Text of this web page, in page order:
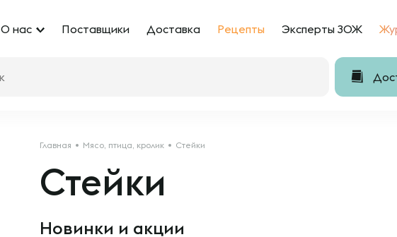
О нас Поставщики Доставка Рецепты Эксперты ЗОЖ
Главная Мясо, птица, кролик Стейки
Стейки
Новинки и акции